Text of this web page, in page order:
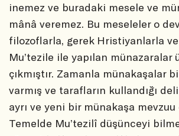
inemez ve buradaki mesele ve
mânâ veremez. Bu meseleler o
filozoflarla, gerek Hristiyanlarla
Mu’tezile ile yapılan münazaralar
çıkmıştır. Zamanla münakaşalar
varmış ve tarafların kullandığı
ayrı ve yeni bir münakaşa
Temelde Mu’tezilî düşünceyi